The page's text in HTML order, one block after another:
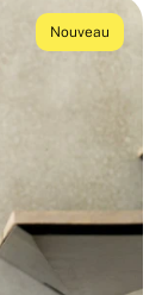
Nouveau